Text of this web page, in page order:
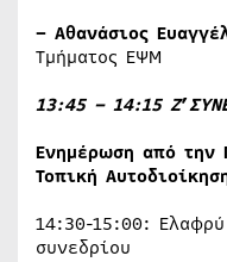
– Αθανάσιος
Τμήματος ΕΨΜ
13:45 – 14:15 Ζ’
Ενημέρωση από την
Τοπική Αυτοδιοί
14:30-15:00:
συνεδρίου